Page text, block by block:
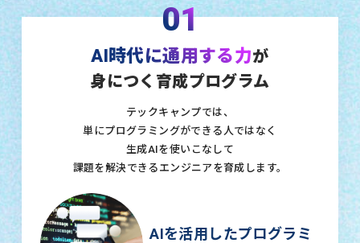
01
AI時代に通用する力が
身につく育成プログラム
テックキャンプでは、
単にプログラミングができる人ではなく
生成AIを使いこなして
課題を解決できるエンジニアを育成します。
AIを活用したプログラミ